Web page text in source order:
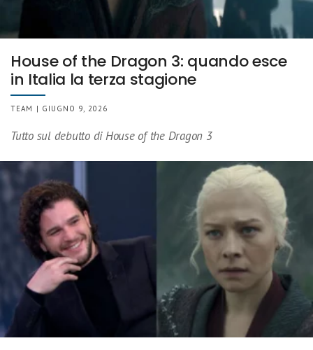
House of the Dragon 3: quando esce
in Italia la terza stagione
TEAM | GIUGNO 9, 2026
Tutto sul debutto di House of the Dragon 3